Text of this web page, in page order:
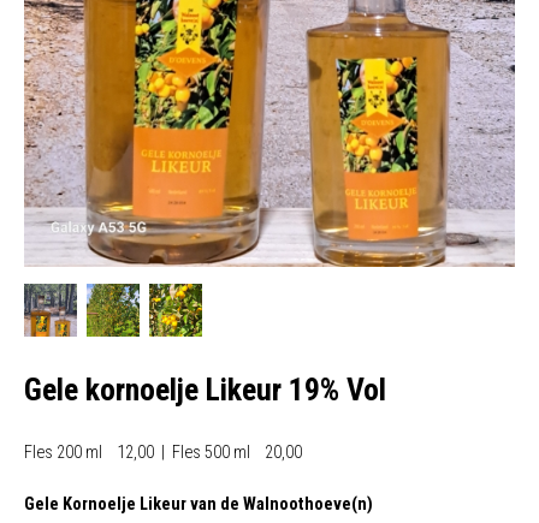
Gele kornoelje Likeur 19% Vol
Fles 200 ml 12,00 | Fles 500 ml 20,00
Gele Kornoelje Likeur van de Walnoothoeve(n)